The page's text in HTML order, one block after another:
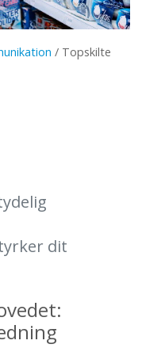
/ Topskilte
dit
: